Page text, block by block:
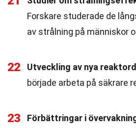
Forskare studerade de
av strålning på människor
22 Utveckling av nya
började arbeta på säkrare
23 Förbättringar i